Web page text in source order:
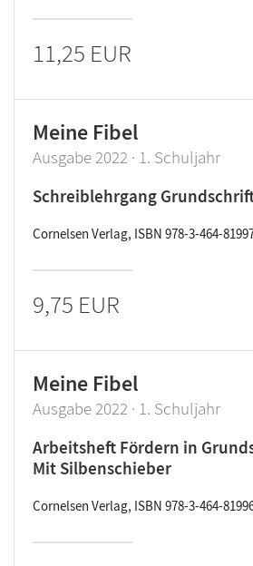
11,25 EUR
Meine Fibel
Ausgabe 2022 · 1. Schuljahr
Schreiblehrgang
Cornelsen Verlag, ISBN 978-3-464-
9,75 EUR
Meine Fibel
Ausgabe 2022 · 1. Schuljahr
Arbeitsheft Fördern in
Mit Silbenschieber
Cornelsen Verlag, ISBN 978-3-464-